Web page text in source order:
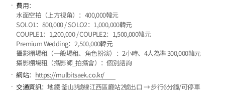
費用：
水面空拍（上方視角）：400,000韓元
SOLO1：800,000 / SOLO2：1,000,000韓元
COUPLE1：1,200,000 / COUPLE2：1,500,000韓元
Premium Wedding：2,500,000韓元
攝影棚場租（一般場租、角色扮演）：2小時、4人為準 300,000韓元
攝影棚場租（攝影師_拍攝會）：個別諮詢
網站： https://mulbitsaek.co.kr/
交通資訊：地鐵 釜山3號線江西區廳站2號出口 → 步行6分鐘/可停車